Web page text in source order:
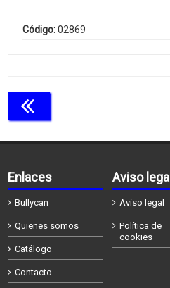
Código:02869
Enlaces
Bullycan
Quienes somos
Catálogo
Contacto
Aviso legal
Aviso legal
Política de
cookies